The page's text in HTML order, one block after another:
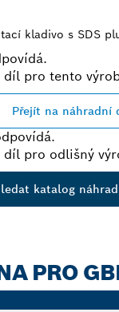
kladivo s SDS
díl pro tento
Přejít na náhradní
pro odlišný
katalog
PRO